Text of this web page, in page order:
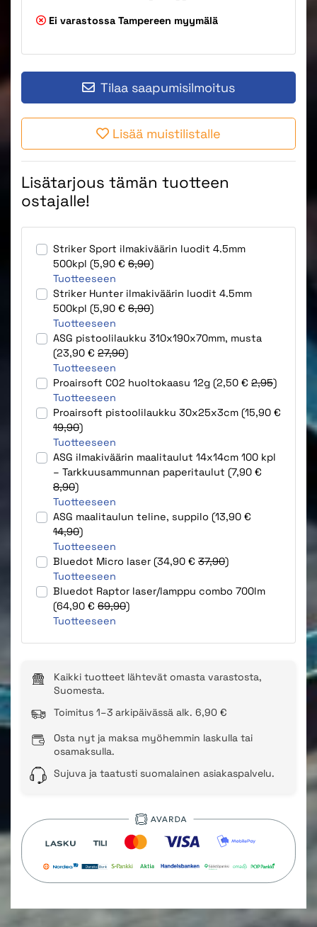
Ei varastossa Tampereen myymälä
Tilaa saapumisilmoitus
Lisää muistilistalle
Lisätarjous tämän tuotteen
ostajalle!
Striker Sport ilmakiväärin luodit 4.5mm
500kpl (5,90 € 6,90)
Tuotteeseen
Striker Hunter ilmakiväärin luodit 4.5mm
500kpl (5,90 € 6,90)
Tuotteeseen
ASG pistoolilaukku 310x190x70mm, musta
(23,90 € 27,90)
Tuotteeseen
Proairsoft CO2 huoltokaasu 12g (2,50 € 2,95)
Tuotteeseen
Proairsoft pistoolilaukku 30x25x3cm (15,90 €
19,90)
Tuotteeseen
ASG ilmakiväärin maalitaulut 14x14cm 100 kpl
– Tarkkuusammunnan paperitaulut (7,90 €
8,90)
Tuotteeseen
ASG maalitaulun teline, suppilo (13,90 €
14,90)
Tuotteeseen
Bluedot Micro laser (34,90 € 37,90)
Tuotteeseen
Bluedot Raptor laser/lamppu combo 700lm
(64,90 € 69,90)
Tuotteeseen
Kaikki tuotteet lähtevät omasta varastosta,
Suomesta.
Toimitus 1–3 arkipäivässä alk. 6,90 €
Osta nyt ja maksa myöhemmin laskulla tai
osamaksulla.
Sujuva ja taatusti suomalainen asiakaspalvelu.